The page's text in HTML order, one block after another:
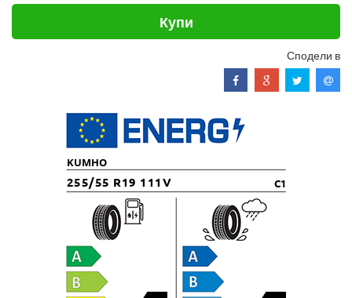
Купи
Сподели в
KUMHO
255/55 R19 111V C1